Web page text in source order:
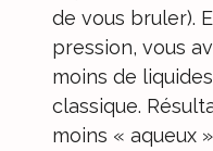
de vous bruler).
pression, vous
moins de
classique.
moins « aqueux